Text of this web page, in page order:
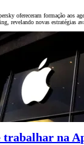
ofereceram formação aos
revelando novas estratégias
trabalhar na